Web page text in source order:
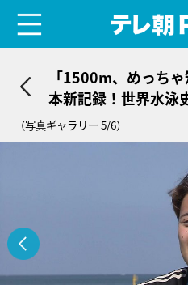
「1500m、めっち
本新記録！世界水泳
挑む新星、その強さ
（写真ギャラリー 5/6）